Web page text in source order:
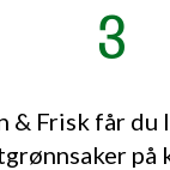
3
& Frisk får du
på